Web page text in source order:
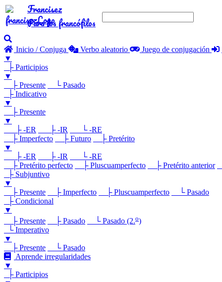
Francisez
Para los francófilos
Inicio / Conjuga Verbo aleatorio Juego de conjugación
▼
├ Participios
▼
├ Presente
└ Pasado
├ Indicativo
▼
├ Presente
▼
├ -ER
├ -IR
└ -RE
├ Imperfecto
├ Futuro
├ Pretérito
▼
├ -ER
├ -IR
└ -RE
├ Pretérito perfecto
├ Pluscuamperfecto ├ Pretérito anterior
├ Subjuntivo
▼
├ Presente
├ Imperfecto ├ Pluscuamperfecto
└ Pasado
├ Condicional
▼
├ Presente
├ Pasado └ Pasado (2.o)
└ Imperativo
▼
├ Presente
└ Pasado
Aprende irregularidades
▼
├ Participios